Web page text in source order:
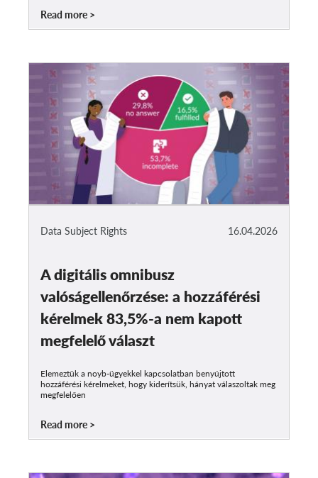
Read more
16.04.2026
Data Subject Rights
A digitális omnibusz
valóságellenőrzése: a hozzáférési
kérelmek 83,5%-a nem kapott
megfelelő választ
Elemeztük a noyb-ügyekkel kapcsolatban benyújtott
hozzáférési kérelmeket, hogy kiderítsük, hányat válaszoltak meg
megfelelően
Read more